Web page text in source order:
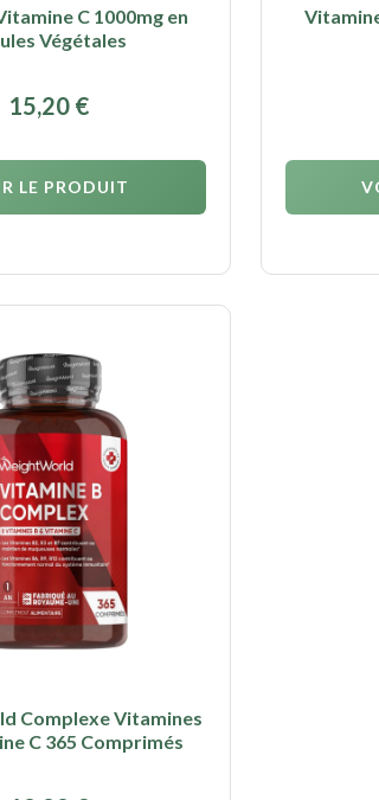
C 1000mg en
Végétales
15,20 €
LE PRODUIT
Complexe Vitamines
C 365 Comprimés